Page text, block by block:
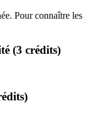
Pour connaître les
(3 crédits)